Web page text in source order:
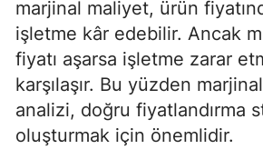
marjinal maliyet, ürün
işletme kâr edebilir. Ancak
fiyatı aşarsa işletme zarar
karşılaşır. Bu yüzden
analizi, doğru fiyatlandırma
oluşturmak için önemlidir.